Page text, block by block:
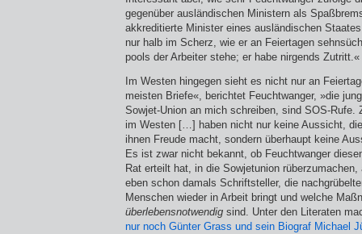
gegenüber ausländischen Ministern als
akkreditierte Minister eines ausländischen
nur halb im Scherz, wie er an Feier­tagen
pools der Arbeiter stehe; er habe nirgends
Im Westen hingegen sieht es nicht nur an
meisten Briefe«, berichtet Feuchtwanger, »die
Sowjet-Union an mich schreiben, sind SOS-Rufe.
im Westen […] haben nicht nur keine Aussicht,
ihnen Freude macht, sondern überhaupt keine
Es ist zwar nicht bekannt, ob Feuchtwanger
Rat erteilt hat, in die Sowjetunion
eben schon damals Schriftsteller, die
Menschen wieder in Arbeit bringt und welche
überlebensnotwendig sind. Unter den Literaten
nur noch Günter Grass und sein Biograf Michael